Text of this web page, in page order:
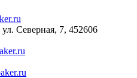
Северная, 7, 452606